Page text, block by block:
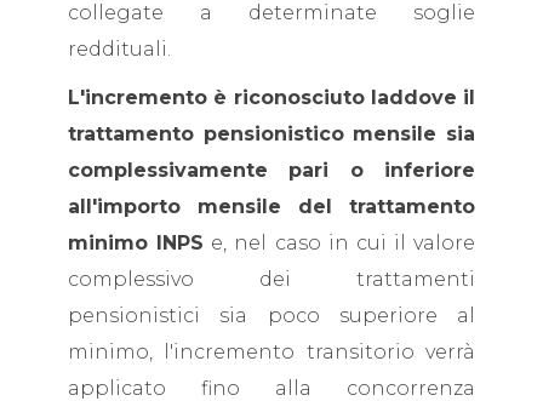
collegate a determinate soglie
reddituali.
L'incremento è riconosciuto laddove il
trattamento pensionistico mensile sia
complessivamente pari o inferiore
all'importo mensile del trattamento
minimo INPS e, nel caso in cui il valore
complessivo dei trattamenti
pensionistici sia poco superiore al
minimo, l'incremento transitorio verrà
applicato fino alla concorrenza